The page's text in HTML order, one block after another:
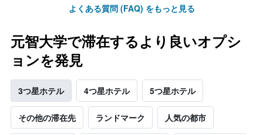
よくある質問 (FAQ) をもっと見る
元智大学で滞在するより良いオプシ
ョンを発見
3つ星ホテル 4つ星ホテル 5つ星ホテル
その他の滞在先 ランドマーク 人気の都市